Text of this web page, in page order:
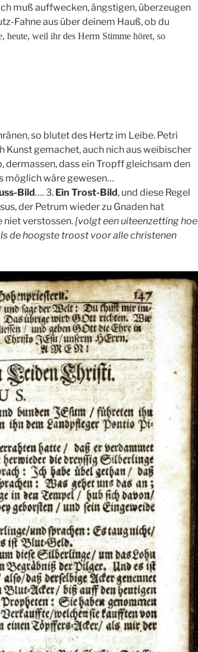
muß auffwecken, ängstigen, überzeugen
Fahne aus über deinem Hauß, ob du
heute, weil ihr des Herrn Stimme höret, so
so blutet des Hertz im Leibe. Petri
gemachet, auch nich aus weibischer
dermassen, dass ein Tropff gleichsam den
möglich wäre gewesen…
Bild…. 3. Ein Trost-Bild, und diese Regel
der Petrum wieder zu Gnaden hat
niet verstossen. [volgt een uiteenzetting hoe
de hoogste troost voor alle christenen